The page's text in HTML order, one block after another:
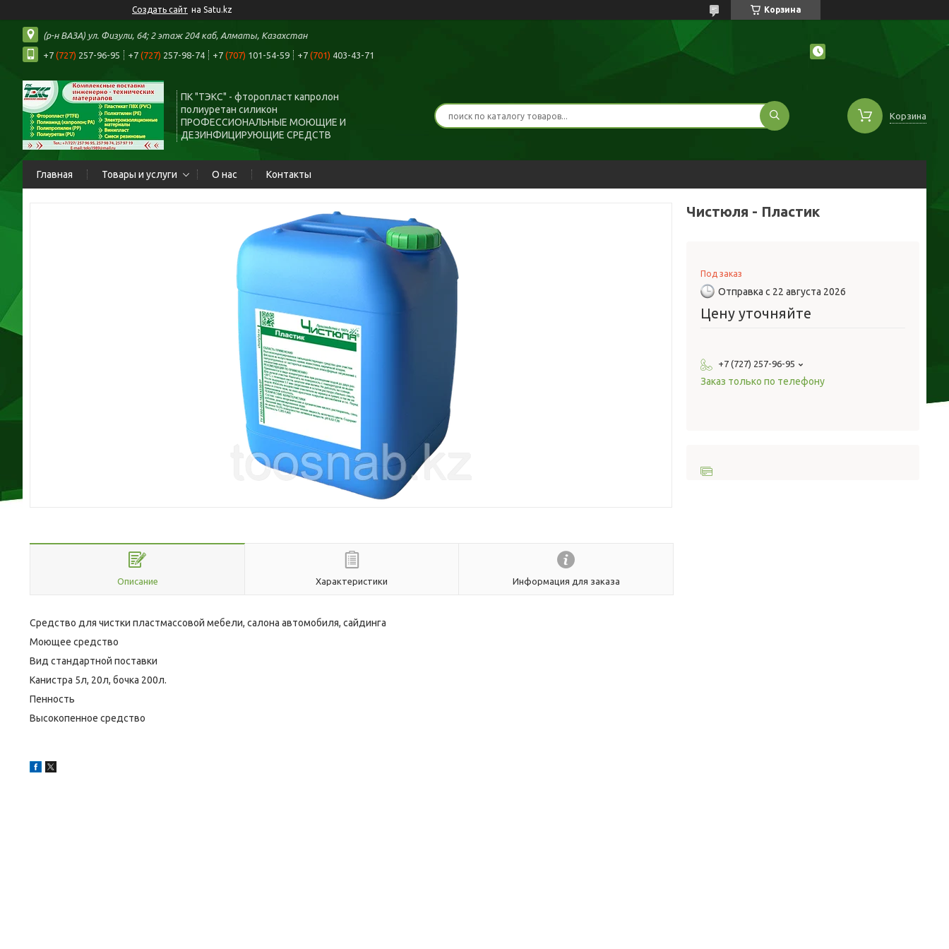
Создать сайт на Satu.kz Корзина
(р-н ВАЗА) ул. Физули, 64; 2 этаж 204 каб, Алматы, Казахстан
+7 (727) 257-96-95 +7 (727) 257-98-74 +7 (707) 101-54-59 +7 (701) 403-43-71
ПК "ТЭКС" - фторопласт капролон
полиуретан силикон
ПРОФЕССИОНАЛЬНЫЕ МОЮЩИЕ И
ДЕЗИНФИЦИРУЮЩИЕ СРЕДСТВ
Корзина
Главная Товары и услуги О нас Контакты
Описание Характеристики Информация для заказа
Средство для чистки пластмассовой мебели, салона автомобиля, сайдинга
Моющее средство
Вид стандартной поставки
Канистра 5л, 20л, бочка 200л.
Пенность
Высокопенное средство
Чистюля - Пластик
Под заказ
Отправка с 22 августа 2026
Цену уточняйте
+7 (727) 257-96-95
Заказ только по телефону